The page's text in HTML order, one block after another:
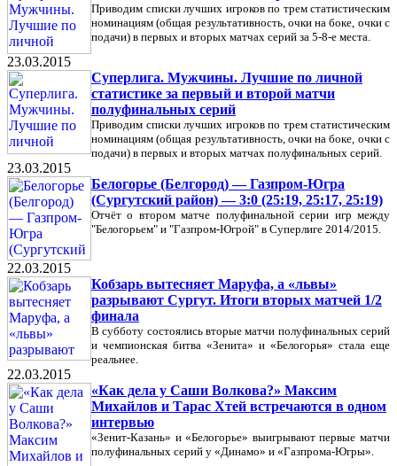
Приводим списки лучших игроков по трем статистическим
номинациям (общая результативность, очки на боке, очки с
подачи) в первых и вторых матчах серий за 5-8-е места.
23.03.2015
Суперлига. Мужчины. Лучшие по личной
статистике за первый и второй матчи
полуфинальных серий
Приводим списки лучших игроков по трем статистическим
номинациям (общая результативность, очки на боке, очки с
подачи) в первых и вторых матчах полуфинальных серий.
23.03.2015
Белогорье (Белгород) — Газпром-Югра
(Сургутский район) — 3:0 (25:19, 25:17, 25:19)
Отчёт о втором матче полуфинальной серии игр между
"Белогорьем" и "Газпром-Югрой" в Суперлиге 2014/2015.
22.03.2015
Кобзарь вытесняет Маруфа, а «львы»
разрывают Сургут. Итоги вторых матчей 1/2
финала
В субботу состоялись вторые матчи полуфинальных серий
и чемпионская битва «Зенита» и «Белогорья» стала еще
реальнее.
22.03.2015
«Как дела у Саши Волкова?» Максим
Михайлов и Тарас Хтей встречаются в одном
интервью
«Зенит-Казань» и «Белогорье» выигрывают первые матчи
полуфинальных серий у «Динамо» и «Газпрома-Югры».